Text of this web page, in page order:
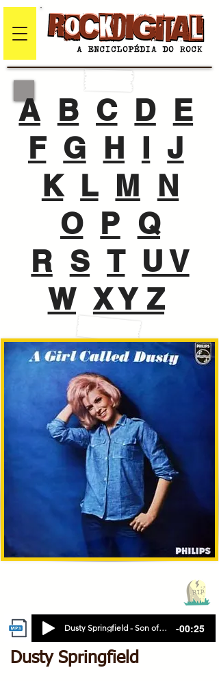
A B C D E
F G H I J
K L M N
O P Q
R S T U V
W X Y Z
Dusty Springfield - Son of a Preacher Man -00:25
Dusty Springfield